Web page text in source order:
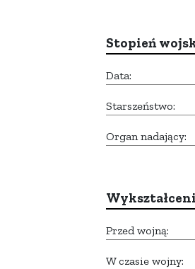
Stopień
Data:
Starszeństwo:
Organ nadający:
Przed wojną:
W czasie wojny: